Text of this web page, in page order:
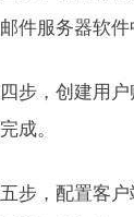
件服务器软件
步，创建用
成。
步，配置客